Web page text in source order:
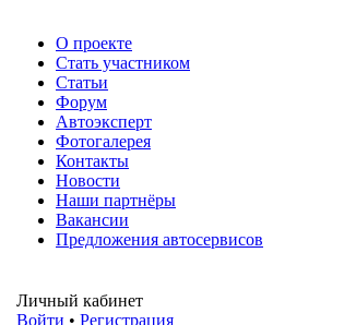
О проекте
Стать участником
Статьи
Форум
Автоэксперт
Фотогалерея
Контакты
Новости
Наши партнёры
Вакансии
Предложения автосервисов
Личный кабинет
Войти • Регистрация